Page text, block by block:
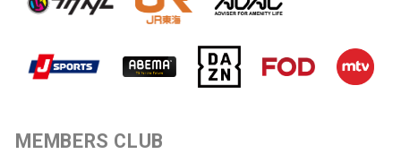
MEMBERS CLUB